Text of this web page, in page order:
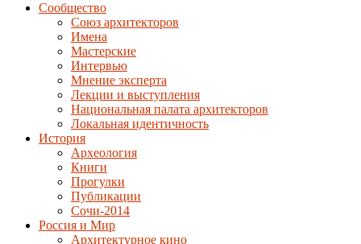
Сообщество
Союз архитекторов
Имена
Мастерские
Интервью
Мнение эксперта
Лекции и выступления
Национальная палата архитекторов
Локальная идентичность
История
Археология
Книги
Прогулки
Публикации
Сочи-2014
Россия и Мир
Архитектурное кино